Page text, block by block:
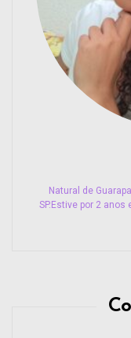
Natural de
SP.Estive por 2